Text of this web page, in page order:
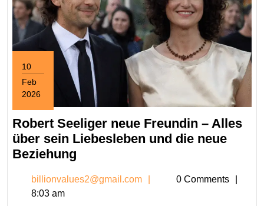
10
Feb
2026
February
10,
2026
Robert Seeliger neue Freundin – Alles
über sein Liebesleben und die neue
Beziehung
neue
billionvalues2@gmail.com
0 Comments
8:03 am